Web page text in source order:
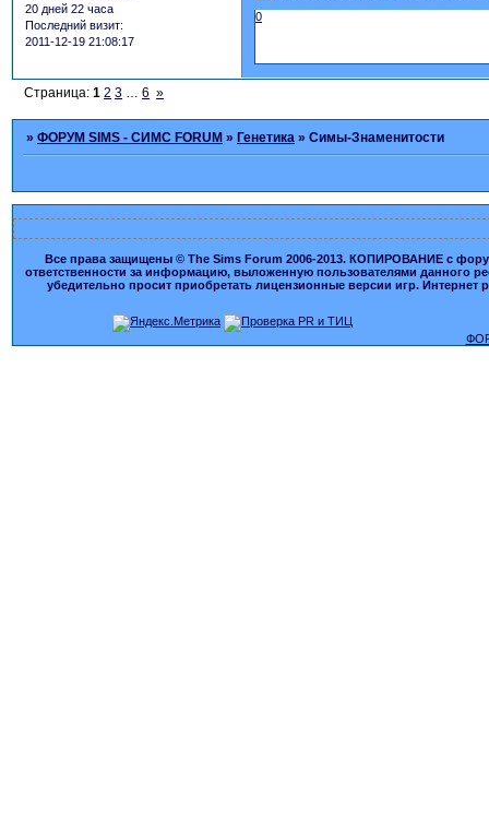
20 дней 22 часа
Последний визит:
2011-12-19 21:08:17
0
Страница:1 2 3 6 »
»ФОРУМ SIMS - СИМС FORUM » Генетика »Симы-Знаменитости
Все права защищены © The Sims Forum 2006-2013. КОПИРОВАНИЕ с
ответственности за информацию, выложенную пользователями данного
убедительно просит приобретать лицензионные версии игр.